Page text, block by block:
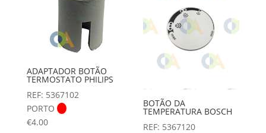
ADAPTADOR BOTÃO
TERMOSTATO PHILIPS
REF: 5367102
PORTO
€4.00
BOTÃO DA
TEMPERATURA BOSCH
REF: 5367120